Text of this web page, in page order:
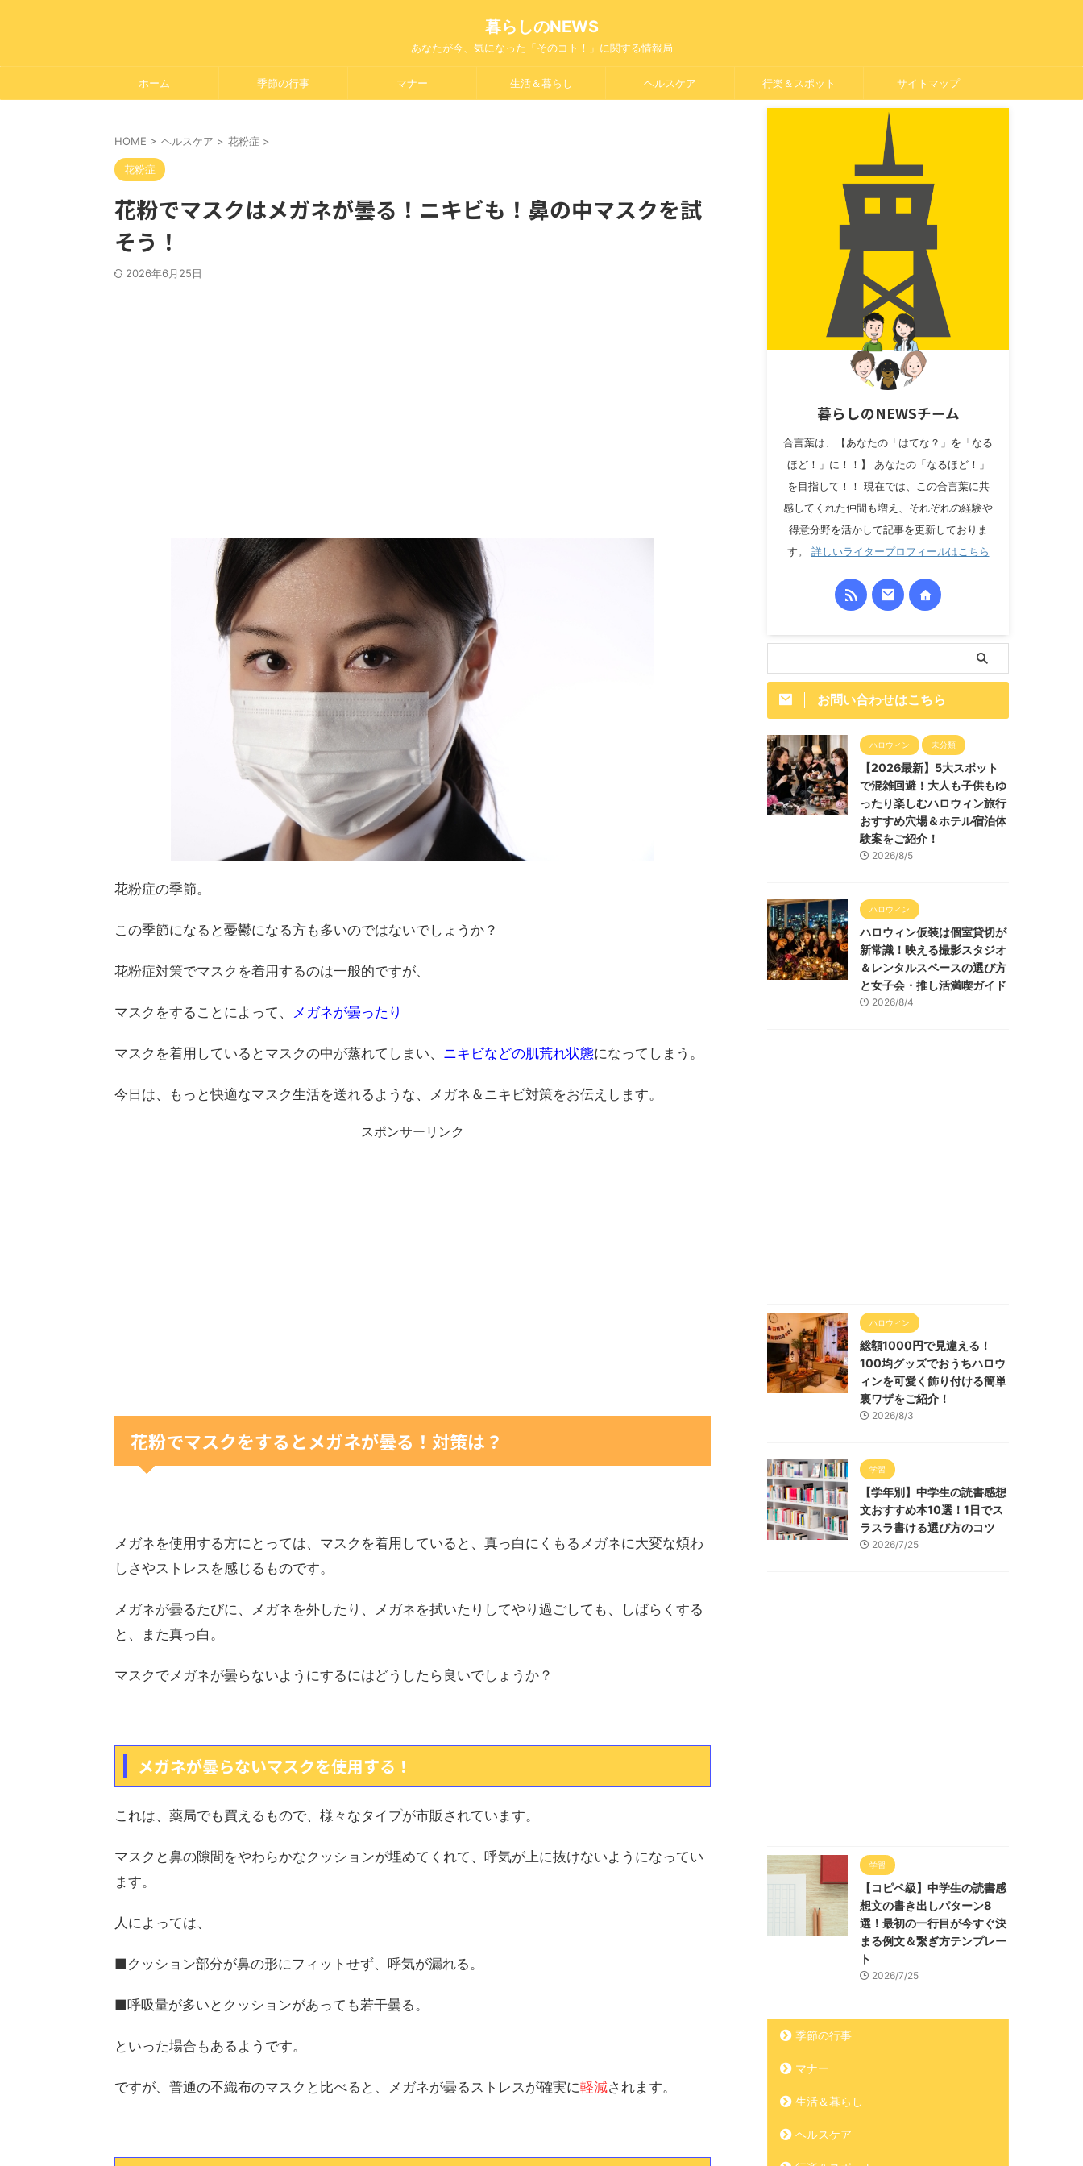
暮らしのNEWS
あなたが今、気になった「そのコト！」に関する情報局
ホーム 季節の行事 マナー 生活＆暮らし ヘルスケア 行楽＆スポット サイトマップ
HOME > ヘルスケア > 花粉症 >
花粉症
花粉でマスクはメガネが曇る！ニキビも！鼻の中マスクを試
そう！
2026年6月25日
花粉症の季節。
この季節になると憂鬱になる方も多いのではないでしょうか？
花粉症対策でマスクを着用するのは一般的ですが、
マスクをすることによって、 メガネが曇ったり
マスクを着用しているとマスクの中が蒸れてしまい、 ニキビなどの肌荒れ状態になってしまう。
今日は、もっと快適なマスク生活を送れるような、メガネ＆ニキビ対策をお伝えします。
スポンサーリンク
花粉でマスクをするとメガネが曇る！対策は？
メガネを使用する方にとっては、マスクを着用していると、真っ白にくもるメガネに大変な煩わ
しさやストレスを感じるものです。
メガネが曇るたびに、メガネを外したり、メガネを拭いたりしてやり過ごしても、しばらくする
と、また真っ白。
マスクでメガネが曇らないようにするにはどうしたら良いでしょうか？
メガネが曇らないマスクを使用する！
これは、薬局でも買えるもので、様々なタイプが市販されています。
マスクと鼻の隙間をやわらかなクッションが埋めてくれて、呼気が上に抜けないようになってい
ます。
人によっては、
■クッション部分が鼻の形にフィットせず、呼気が漏れる。
■呼吸量が多いとクッションがあっても若干曇る。
といった場合もあるようです。
ですが、普通の不織布のマスクと比べると、メガネが曇るストレスが確実に軽減されます。
暮らしのNEWSチーム
合言葉は、【あなたの「はてな？」を「なる
ほど！」に！！】 あなたの「なるほど！」
を目指して！！ 現在では、この合言葉に共
感してくれた仲間も増え、それぞれの経験や
得意分野を活かして記事を更新しておりま
す。 詳しいライタープロフィールはこちら
お問い合わせはこちら
ハロウィン 未分類
【2026最新】5大スポット
で混雑回避！大人も子供もゆ
ったり楽しむハロウィン旅行
おすすめ穴場＆ホテル宿泊体
験案をご紹介！
2026/8/5
ハロウィン
ハロウィン仮装は個室貸切が
新常識！映える撮影スタジオ
＆レンタルスペースの選び方
と女子会・推し活満喫ガイド
2026/8/4
ハロウィン
総額1000円で見違える！
100均グッズでおうちハロウ
ィンを可愛く飾り付ける簡単
裏ワザをご紹介！
2026/8/3
学習
【学年別】中学生の読書感想
文おすすめ本10選！1日でス
ラスラ書ける選び方のコツ
2026/7/25
学習
【コピペ級】中学生の読書感
想文の書き出しパターン8
選！最初の一行目が今すぐ決
まる例文＆繋ぎ方テンプレー
ト
2026/7/25
季節の行事
マナー
生活＆暮らし
ヘルスケア